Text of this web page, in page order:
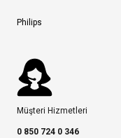
Philips
Müşteri Hizmetleri
0 850 724 0 346